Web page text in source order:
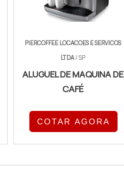
PIERCOFFEE LOCACOES E SERVICOS
LTDA/ SP
ALUGUEL DE MAQUINA DE
CAFÉ
COTAR AGORA